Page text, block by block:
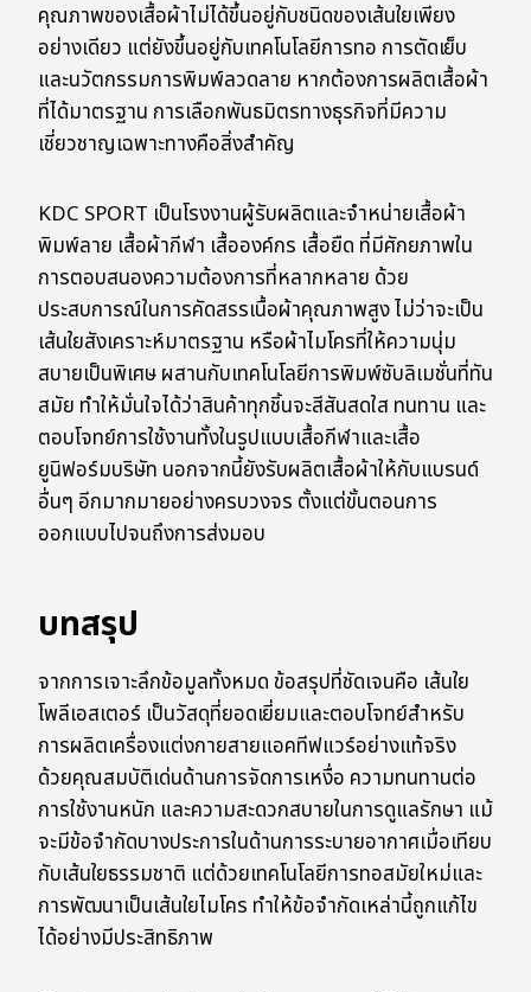
คุณภาพของเสื้อผ้าไม่ได้ขึ้นอยู่กับชนิดของเส้นใยเพียง
อย่างเดียว แต่ยังขึ้นอยู่กับเทคโนโลยีการทอ การตัดเย็บ
และนวัตกรรมการพิมพ์ลวดลาย หากต้องการผลิตเสื้อผ้า
ที่ได้มาตรฐาน การเลือกพันธมิตรทางธุรกิจที่มีความ
เชี่ยวชาญเฉพาะทางคือสิ่งสำคัญ
KDC SPORT เป็นโรงงานผู้รับผลิตและจำหน่ายเสื้อผ้า
พิมพ์ลาย เสื้อผ้ากีฬา เสื้อองค์กร เสื้อยืด ที่มีศักยภาพใน
การตอบสนองความต้องการที่หลากหลาย ด้วย
ประสบการณ์ในการคัดสรรเนื้อผ้าคุณภาพสูง ไม่ว่าจะเป็น
เส้นใยสังเคราะห์มาตรฐาน หรือผ้าไมโครที่ให้ความนุ่ม
สบายเป็นพิเศษ ผสานกับเทคโนโลยีการพิมพ์ซับลิเมชั่นที่ทัน
สมัย ทำให้มั่นใจได้ว่าสินค้าทุกชิ้นจะสีสันสดใส ทนทาน และ
ตอบโจทย์การใช้งานทั้งในรูปแบบเสื้อกีฬาและเสื้อ
ยูนิฟอร์มบริษัท นอกจากนี้ยังรับผลิตเสื้อผ้าให้กับแบรนด์
อื่นๆ อีกมากมายอย่างครบวงจร ตั้งแต่ขั้นตอนการ
ออกแบบไปจนถึงการส่งมอบ
บทสรุป
จากการเจาะลึกข้อมูลทั้งหมด ข้อสรุปที่ชัดเจนคือ เส้นใย
โพลีเอสเตอร์ เป็นวัสดุที่ยอดเยี่ยมและตอบโจทย์สำหรับ
การผลิตเครื่องแต่งกายสายแอคทีฟแวร์อย่างแท้จริง
ด้วยคุณสมบัติเด่นด้านการจัดการเหงื่อ ความทนทานต่อ
การใช้งานหนัก และความสะดวกสบายในการดูแลรักษา แม้
จะมีข้อจำกัดบางประการในด้านการระบายอากาศเมื่อเทียบ
กับเส้นใยธรรมชาติ แต่ด้วยเทคโนโลยีการทอสมัยใหม่และ
การพัฒนาเป็นเส้นใยไมโคร ทำให้ข้อจำกัดเหล่านี้ถูกแก้ไข
ได้อย่างมีประสิทธิภาพ